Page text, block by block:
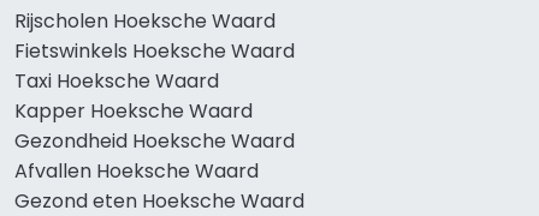
Rijscholen Hoeksche Waard
Fietswinkels Hoeksche Waard
Taxi Hoeksche Waard
Kapper Hoeksche Waard
Gezondheid Hoeksche Waard
Afvallen Hoeksche Waard
Gezond eten Hoeksche Waard